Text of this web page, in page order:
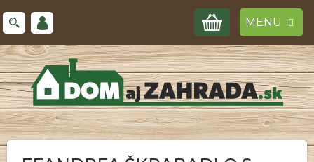
na
obsah
NÁKUPNÝ